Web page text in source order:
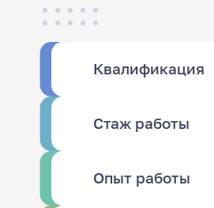
Квалификация
Стаж работы
Опыт работы